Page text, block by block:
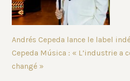
Andrés Cepeda lance le label
Cepeda Música : « L’industrie a
changé »